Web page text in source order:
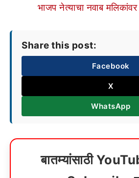
भाजप नेत्याचा नवाब
Share this post:
Facebook
X
WhatsApp
बातम्यांसाठी